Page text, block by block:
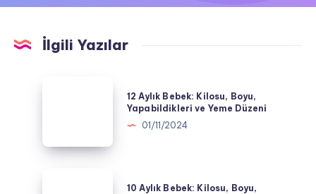
İlgili Yazılar
Boyu,
12 Aylık Bebek: Kilosu, Boyu,
Yapabildikleri ve Yeme Düzeni
01/11/2024
10 Aylık Bebek: Kilosu, Boyu,